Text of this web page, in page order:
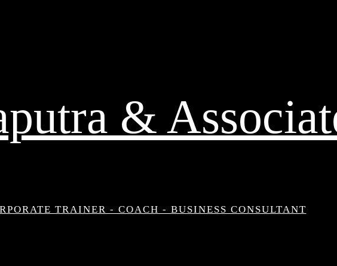
&
TRAINER - COACH - BUSINESS CONSULTANT